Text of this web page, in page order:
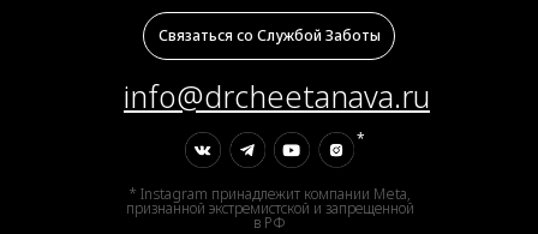
info@drcheetanava.ru
Связаться со Службой Заботы
*
* Instagram принадлежит компании Meta,
признанной экстремистской и запрещенной
в РФ